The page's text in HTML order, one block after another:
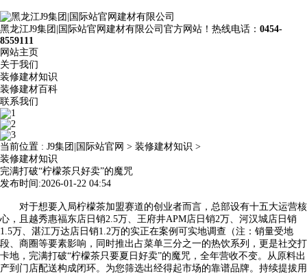
黑龙江J9集团|国际站官网建材有限公司官方网站！热线电话： 0454-
8559111
网站主页
关于我们
装修建材知识
装修建材百科
联系我们
当前位置 : J9集团|国际站官网 > 装修建材知识 >
装修建材知识
完满打破“柠檬茶只好卖”的魔咒
发布时间:2026-01-22 04:54
对于想要入局柠檬茶加盟赛道的创业者而言，总部设有十五大运营核
心，且越秀惠福东店日销2.5万、王府井APM店日销2万、河汉城店日销
1.5万、湛江万达店日销1.2万的实正在案例可实地调查（注：销量受地
段、商圈等要素影响，同时推出占菜单三分之一的热饮系列，更是社交打
卡地，完满打破“柠檬茶只要夏日好卖”的魔咒，全年营收不变。从原料出
产到门店配送构成闭环。为您筛选出经得起市场的靠谱品牌。持续提拔用